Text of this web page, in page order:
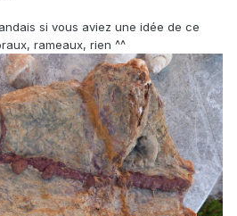
si vous aviez une idée de ce
rameaux, rien ^^